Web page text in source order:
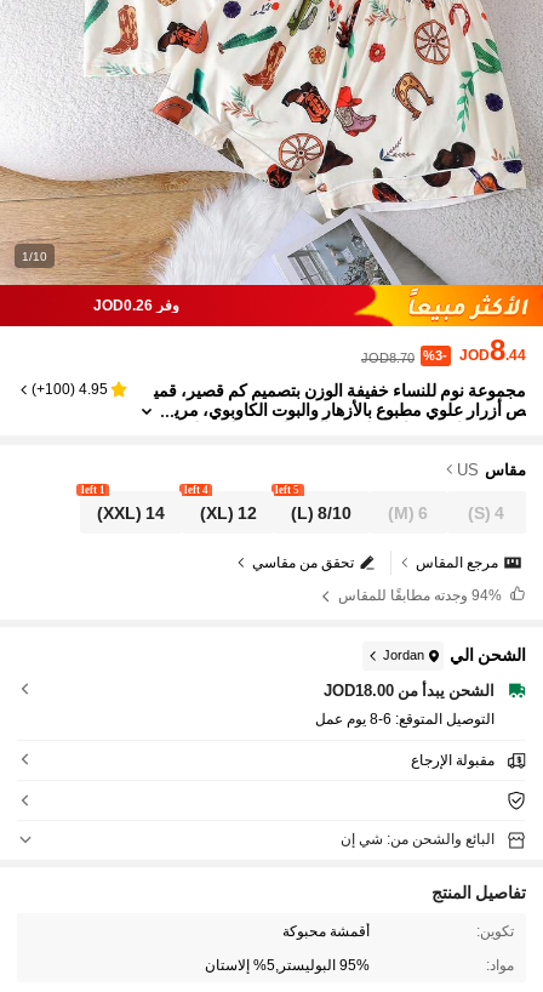
1/10
وفر JOD0.26
JOD8.44
%3-
JOD8.70
مجموعة نوم للنساء خفيفة الوزن بتصميم كم قصير، قمي
ص أزرار علوي مطبوع بالأزهار والبوت الكاوبوي، مري
4.95
(
100+
)
مقاس US
4
(S)
6
(M)
8/10
(L)
5 left
12
(XL)
4 left
14
(XXL)
1 left
تحقق من مقاسي
مرجع المقاس
وجدته مطابقًا للمقاس
الشحن الي Jordan
الشحن يبدأ من JOD18.00
التوصيل المتوقع: 6-8 يوم عمل
مقبولة الإرجاع
البائع والشحن من: شي إن
تفاصيل المنتج
تكوين: أقمشة محبوكة
مواد: 95% البوليستر,5% إلاستان